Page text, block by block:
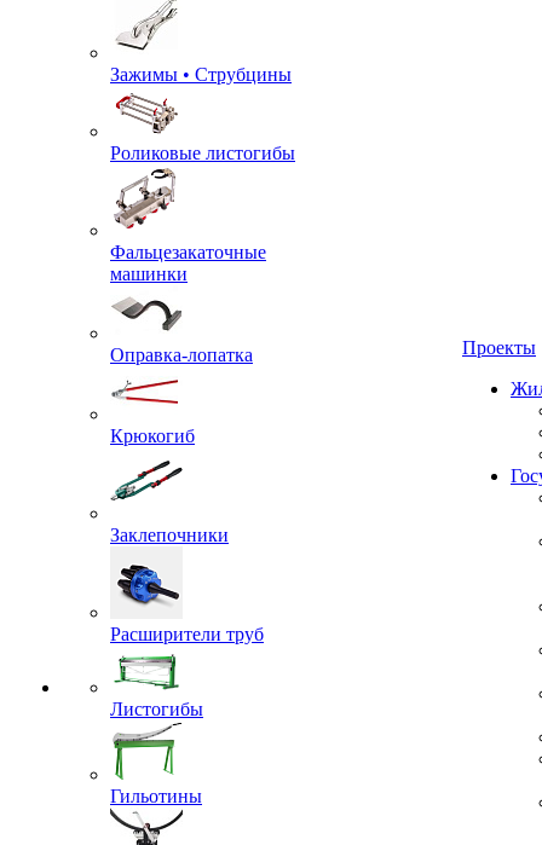
Зажимы • Струбцины
Роликовые листогибы
Фальцезакаточные
машинки
Оправка-лопатка
Крюкогиб
Заклепочники
Расширители труб
Листогибы
Гильотины